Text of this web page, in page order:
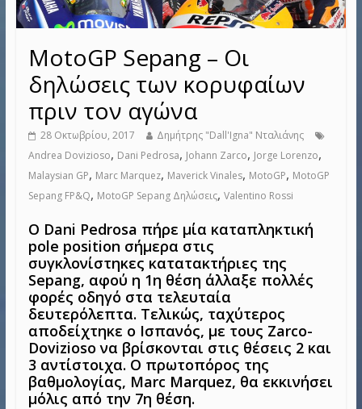
MotoGP Sepang – Οι
δηλώσεις των κορυφαίων
πριν τον αγώνα
28 Οκτωβρίου, 2017
Δημήτρης "Dall'Igna" Νταλιάνης
Andrea Dovizioso, Dani Pedrosa, Johann Zarco, Jorge Lorenzo,
Malaysian GP, Marc Marquez, Maverick Vinales, MotoGP, MotoGP
Sepang FP&Q, MotoGP Sepang Δηλώσεις, Valentino Rossi
Ο Dani Pedrosa πήρε μία καταπληκτική
pole position σήμερα στις
συγκλονίστηκες κατατακτήριες της
Sepang, αφού η 1η θέση άλλαξε πολλές
φορές οδηγό στα τελευταία
δευτερόλεπτα. Τελικώς, ταχύτερος
αποδείχτηκε ο Ισπανός, με τους Zarco-
Dovizioso να βρίσκονται στις θέσεις 2 και
3 αντίστοιχα. Ο πρωτοπόρος της
βαθμολογίας, Marc Marquez, θα εκκινήσει
μόλις από την 7η θέση.